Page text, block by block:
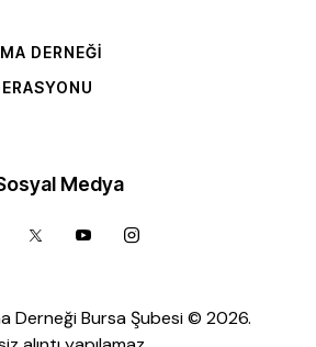
DERNEĞI
Medya
Derneği Bursa Şubesi © 2026.